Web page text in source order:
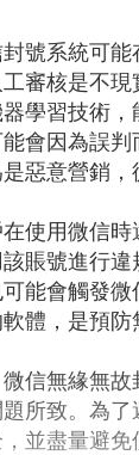
號系統可
審核是不
學習技術
會因為誤
惡意營銷，
使用微信
賬號進行
能會觸發
體，是預防
信無緣無
所致。為
並盡量避免